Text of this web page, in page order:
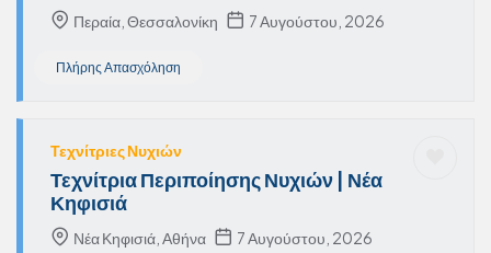
Περαία, Θεσσαλονίκη 7 Αυγούστου, 2026
Πλήρης Απασχόληση
Τεχνίτριες Νυχιών
Τεχνίτρια Περιποίησης Νυχιών | Νέα
Κηφισιά
Νέα Κηφισιά, Αθήνα 7 Αυγούστου, 2026